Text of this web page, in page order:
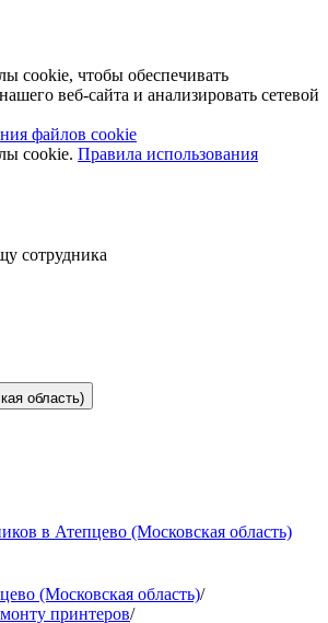
cookie, чтобы обеспечивать
веб-сайта и анализировать сетевой
файлов cookie
cookie. Правила использования
сотрудника
область)
в Атепцево (Московская область)
(Московская область)/
принтеров/